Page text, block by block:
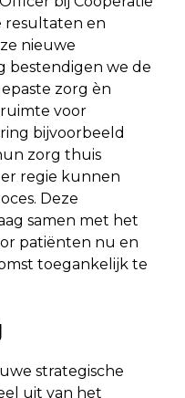
resultaten en
nieuwe
bestendigen we de
zorg èn
voor
bijvoorbeeld
zorg thuis
regie kunnen
Deze
samen met het
patiënten nu en
toegankelijk te
strategische
uit van het